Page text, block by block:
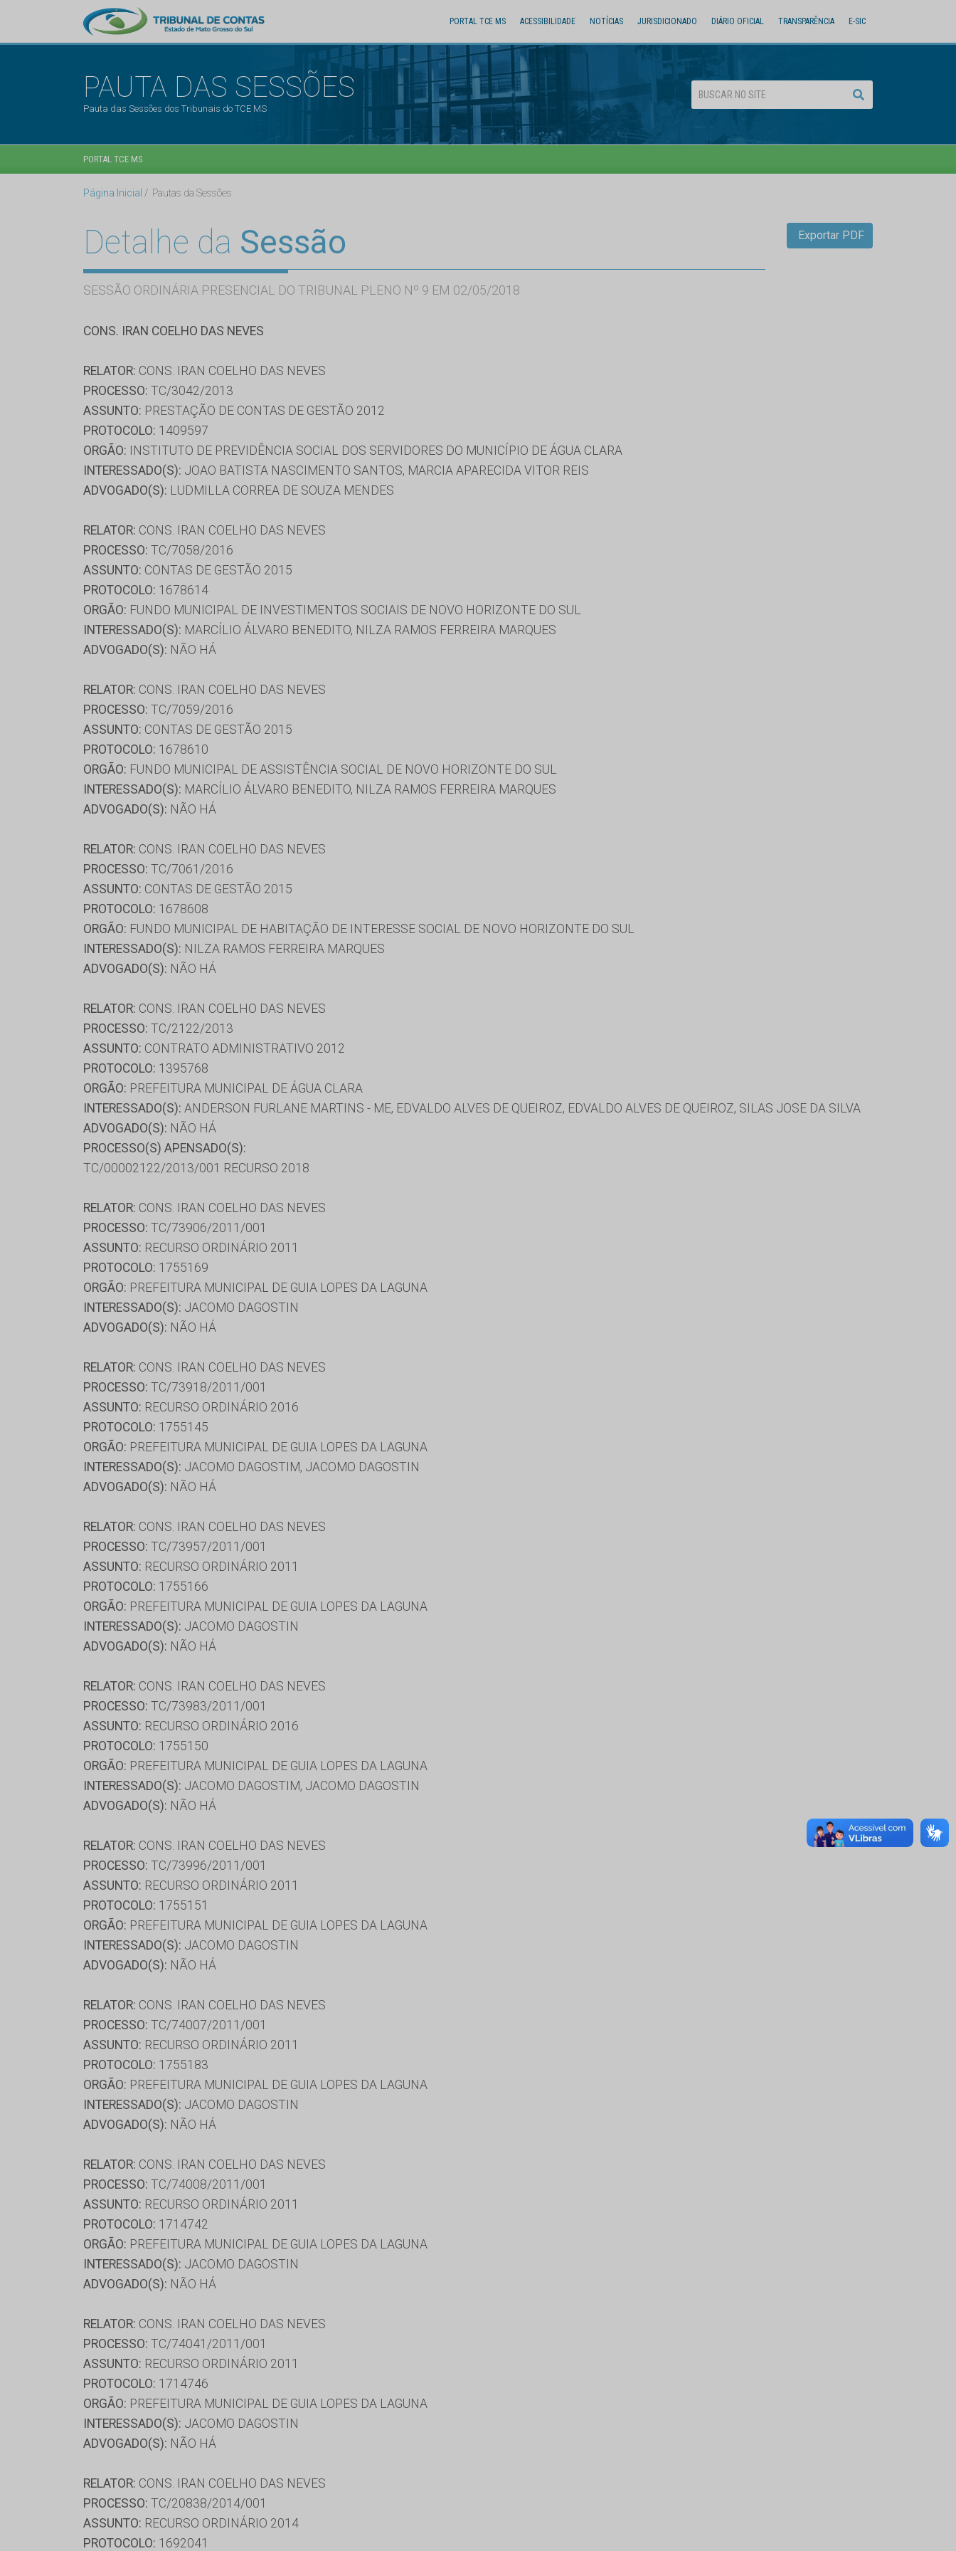
PORTAL TCE MS ACESSIBILIDADE NOTÍCIAS JURISDICIONADO DIÁRIO OFICIAL TRANSPARÊNCIA E-SIC
PAUTA DAS SESSÕES
Pauta das Sessões dos Tribunais do TCE MS
PORTAL TCE MS
Página Inicial Pautas da Sessões
Detalhe da Sessão
SESSÃO ORDINÁRIA PRESENCIAL DO TRIBUNAL PLENO Nº 9 EM 02/05/2018
Exportar PDF
CONS. IRAN COELHO DAS NEVES
RELATOR: CONS. IRAN COELHO DAS NEVES
PROCESSO: TC/3042/2013
ASSUNTO: PRESTAÇÃO DE CONTAS DE GESTÃO 2012
PROTOCOLO: 1409597
ORGÃO: INSTITUTO DE PREVIDÊNCIA SOCIAL DOS SERVIDORES DO MUNICÍPIO DE ÁGUA CLARA
INTERESSADO(S): JOAO BATISTA NASCIMENTO SANTOS, MARCIA APARECIDA VITOR REIS
ADVOGADO(S): LUDMILLA CORREA DE SOUZA MENDES
RELATOR: CONS. IRAN COELHO DAS NEVES
PROCESSO: TC/7058/2016
ASSUNTO: CONTAS DE GESTÃO 2015
PROTOCOLO: 1678614
ORGÃO: FUNDO MUNICIPAL DE INVESTIMENTOS SOCIAIS DE NOVO HORIZONTE DO SUL
INTERESSADO(S): MARCÍLIO ÁLVARO BENEDITO, NILZA RAMOS FERREIRA MARQUES
ADVOGADO(S): NÃO HÁ
RELATOR: CONS. IRAN COELHO DAS NEVES
PROCESSO: TC/7059/2016
ASSUNTO: CONTAS DE GESTÃO 2015
PROTOCOLO: 1678610
ORGÃO: FUNDO MUNICIPAL DE ASSISTÊNCIA SOCIAL DE NOVO HORIZONTE DO SUL
INTERESSADO(S): MARCÍLIO ÁLVARO BENEDITO, NILZA RAMOS FERREIRA MARQUES
ADVOGADO(S): NÃO HÁ
RELATOR: CONS. IRAN COELHO DAS NEVES
PROCESSO: TC/7061/2016
ASSUNTO: CONTAS DE GESTÃO 2015
PROTOCOLO: 1678608
ORGÃO: FUNDO MUNICIPAL DE HABITAÇÃO DE INTERESSE SOCIAL DE NOVO HORIZONTE DO SUL
INTERESSADO(S): NILZA RAMOS FERREIRA MARQUES
ADVOGADO(S): NÃO HÁ
RELATOR: CONS. IRAN COELHO DAS NEVES
PROCESSO: TC/2122/2013
ASSUNTO: CONTRATO ADMINISTRATIVO 2012
PROTOCOLO: 1395768
ORGÃO: PREFEITURA MUNICIPAL DE ÁGUA CLARA
INTERESSADO(S): ANDERSON FURLANE MARTINS - ME, EDVALDO ALVES DE QUEIROZ, EDVALDO ALVES DE QUEIROZ, SILAS JOSE DA SILVA
ADVOGADO(S): NÃO HÁ
PROCESSO(S) APENSADO(S):
TC/00002122/2013/001 RECURSO 2018
RELATOR: CONS. IRAN COELHO DAS NEVES
PROCESSO: TC/73906/2011/001
ASSUNTO: RECURSO ORDINÁRIO 2011
PROTOCOLO: 1755169
ORGÃO: PREFEITURA MUNICIPAL DE GUIA LOPES DA LAGUNA
INTERESSADO(S): JACOMO DAGOSTIN
ADVOGADO(S): NÃO HÁ
RELATOR: CONS. IRAN COELHO DAS NEVES
PROCESSO: TC/73918/2011/001
ASSUNTO: RECURSO ORDINÁRIO 2016
PROTOCOLO: 1755145
ORGÃO: PREFEITURA MUNICIPAL DE GUIA LOPES DA LAGUNA
INTERESSADO(S): JACOMO DAGOSTIM, JACOMO DAGOSTIN
ADVOGADO(S): NÃO HÁ
RELATOR: CONS. IRAN COELHO DAS NEVES
PROCESSO: TC/73957/2011/001
ASSUNTO: RECURSO ORDINÁRIO 2011
PROTOCOLO: 1755166
ORGÃO: PREFEITURA MUNICIPAL DE GUIA LOPES DA LAGUNA
INTERESSADO(S): JACOMO DAGOSTIN
ADVOGADO(S): NÃO HÁ
RELATOR: CONS. IRAN COELHO DAS NEVES
PROCESSO: TC/73983/2011/001
ASSUNTO: RECURSO ORDINÁRIO 2016
PROTOCOLO: 1755150
ORGÃO: PREFEITURA MUNICIPAL DE GUIA LOPES DA LAGUNA
INTERESSADO(S): JACOMO DAGOSTIM, JACOMO DAGOSTIN
ADVOGADO(S): NÃO HÁ
RELATOR: CONS. IRAN COELHO DAS NEVES
PROCESSO: TC/73996/2011/001
ASSUNTO: RECURSO ORDINÁRIO 2011
PROTOCOLO: 1755151
ORGÃO: PREFEITURA MUNICIPAL DE GUIA LOPES DA LAGUNA
INTERESSADO(S): JACOMO DAGOSTIN
ADVOGADO(S): NÃO HÁ
RELATOR: CONS. IRAN COELHO DAS NEVES
PROCESSO: TC/74007/2011/001
ASSUNTO: RECURSO ORDINÁRIO 2011
PROTOCOLO: 1755183
ORGÃO: PREFEITURA MUNICIPAL DE GUIA LOPES DA LAGUNA
INTERESSADO(S): JACOMO DAGOSTIN
ADVOGADO(S): NÃO HÁ
RELATOR: CONS. IRAN COELHO DAS NEVES
PROCESSO: TC/74008/2011/001
ASSUNTO: RECURSO ORDINÁRIO 2011
PROTOCOLO: 1714742
ORGÃO: PREFEITURA MUNICIPAL DE GUIA LOPES DA LAGUNA
INTERESSADO(S): JACOMO DAGOSTIN
ADVOGADO(S): NÃO HÁ
RELATOR: CONS. IRAN COELHO DAS NEVES
PROCESSO: TC/74041/2011/001
ASSUNTO: RECURSO ORDINÁRIO 2011
PROTOCOLO: 1714746
ORGÃO: PREFEITURA MUNICIPAL DE GUIA LOPES DA LAGUNA
INTERESSADO(S): JACOMO DAGOSTIN
ADVOGADO(S): NÃO HÁ
RELATOR: CONS. IRAN COELHO DAS NEVES
PROCESSO: TC/20838/2014/001
ASSUNTO: RECURSO ORDINÁRIO 2014
PROTOCOLO: 1692041